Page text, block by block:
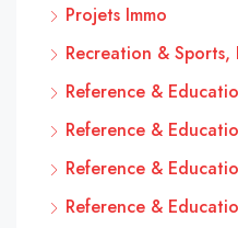
Projets Immo
Recreation & Sports,
Reference &
Reference &
Reference &
Reference &